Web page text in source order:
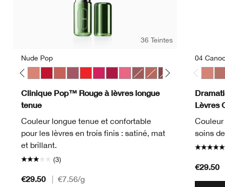
36 Teintes
Nude Pop
Clinique Pop™ Rouge à lèvres longue
tenue
Couleur longue tenue et confortable
pour les lèvres en trois finis : satiné, mat
et brillant.
(3)
€29.50 €7.56/g
04
Lèvres
soins
€29.50